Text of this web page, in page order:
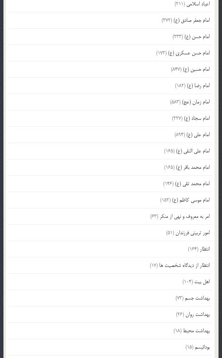
اعیاد اسلامی (211)
امام جعفر صادق (ع)(372)
امام حسن (ع)(233)
امام حسن عسکری (ع)(172)
امام حسین (ع)(847)
امام رضا (ع)(182)
امام زمان (عج)(583)
امام سجاد (ع)(227)
امام علی (ع)(894)
امام علی النقی (ع)(165)
امام محمد باقر (ع)(165)
امام محمد تقی (ع)(146)
امام موسی کاظم (ع)(152)
امر به معروف و نهی از منکر (63)
امور تربیتی فرزندان(51)
انتظار (164)
انتظار از دیدگاه شخصیت ها (17)
اهل بیت (104)
بهداشت جسم(73)
بهداشت روان(26)
بهداشت محیط (18)
بودائیسم(15)